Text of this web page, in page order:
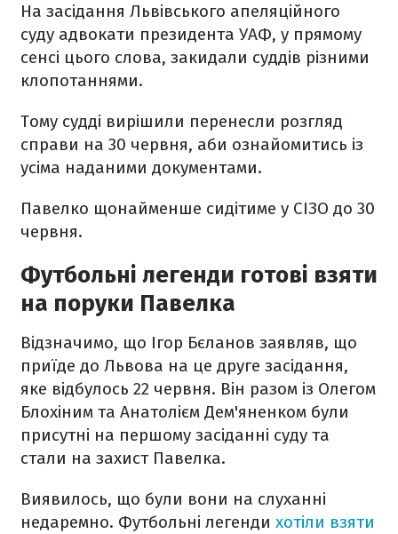
На засідання Львівського апеляційного
суду адвокати президента УАФ, у прямому
сенсі цього слова, закидали суддів різними
клопотаннями.
Тому судді вирішили перенесли розгляд
справи на 30 червня, аби ознайомитись із
усіма наданими документами.
Павелко щонайменше сидітиме у СІЗО до 30
червня.
Футбольні легенди готові взяти
на поруки Павелка
Відзначимо, що Ігор Бєланов заявляв, що
приїде до Львова на це друге засідання,
яке відбулось 22 червня. Він разом із Олегом
Блохіним та Анатолієм Дем'яненком були
присутні на першому засіданні суду та
стали на захист Павелка.
Виявилось, що були вони на слуханні
недаремно. Футбольні легенди хотіли взяти